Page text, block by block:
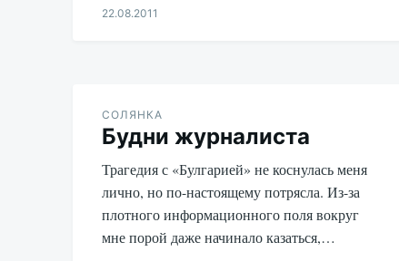
22.08.2011
СОЛЯНКА
Будни журналиста
Трагедия с «Булгарией» не коснулась меня
лично, но по-настоящему потрясла. Из-за
плотного информационного поля вокруг
мне порой даже начинало казаться,…